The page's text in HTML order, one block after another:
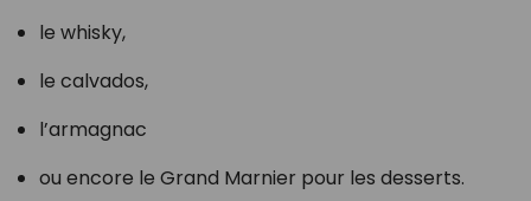
le whisky,
le calvados,
l’armagnac
ou encore le Grand Marnier pour les desserts.